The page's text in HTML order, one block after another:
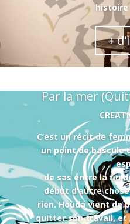
histoire
+
Par la mer
C’est un récit de
un point de bascule
de sas entre la fin
début d’autre
rien. Houdavient de
quitter son travail, et